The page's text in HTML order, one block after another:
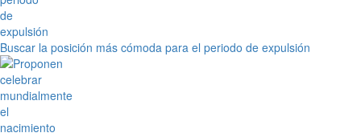
Buscar la posición más cómoda para el periodo de expulsión